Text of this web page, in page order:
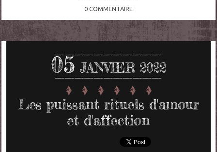
0 COMMENTAIRE
05 JANVIER 2022
Les puissant rituels d'amour
et d'affection